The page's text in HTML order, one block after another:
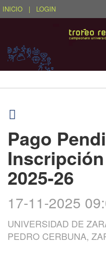
INICIO | LOGIN
Pago
2025-26
17-11-2025
UNIVERSIDAD DE
PEDRO CERBUNA,